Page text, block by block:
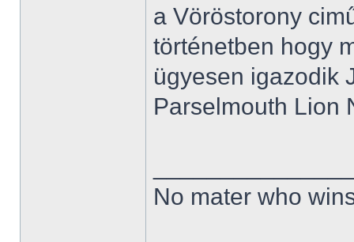
a Vöröstorony
történetben hogy
ügyesen igazodik
Parselmouth Lion
No mater who